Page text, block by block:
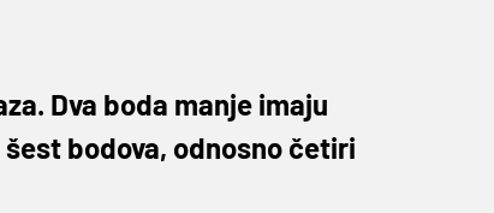
Dva boda manje imaju
bodova, odnosno četiri